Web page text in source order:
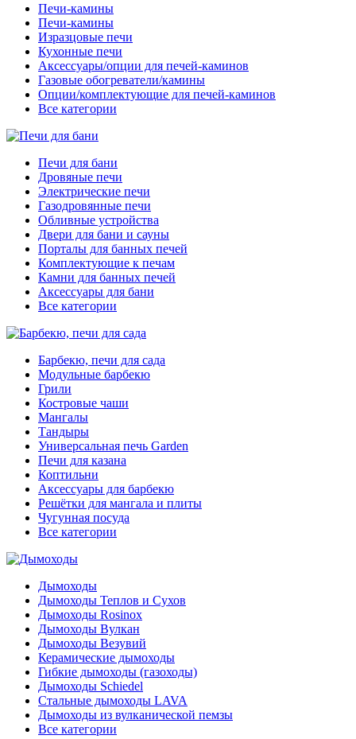
Печи-камины
Печи-камины
Изразцовые печи
Кухонные печи
Аксессуары/опции для печей-каминов
Газовые обогреватели/камины
Опции/комплектующие для печей-каминов
Все категории
Печи для бани
Дровяные печи
Электрические печи
Газодровянные печи
Обливные устройства
Двери для бани и сауны
Порталы для банных печей
Комплектующие к печам
Камни для банных печей
Аксессуары для бани
Все категории
Барбекю, печи для сада
Модульные барбекю
Грили
Костровые чаши
Мангалы
Тандыры
Универсальная печь Garden
Печи для казана
Коптильни
Аксессуары для барбекю
Решётки для мангала и плиты
Чугунная посуда
Все категории
Дымоходы
Дымоходы Теплов и Сухов
Дымоходы Rosinox
Дымоходы Вулкан
Дымоходы Везувий
Керамические дымоходы
Гибкие дымоходы (газоходы)
Дымоходы Schiedel
Стальные дымоходы LAVA
Дымоходы из вулканической пемзы
Все категории